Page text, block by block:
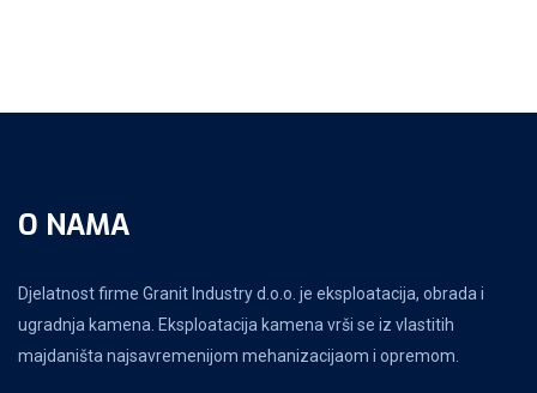
O NAMA
Djelatnost firme Granit Industry d.o.o. je eksploatacija, obrada i
ugradnja kamena. Eksploatacija kamena vrši se iz vlastitih
majdaništa najsavremenijom mehanizacijaom i opremom.